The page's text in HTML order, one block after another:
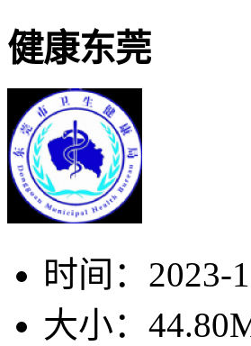
健康东莞
时间： 2023-
大小：